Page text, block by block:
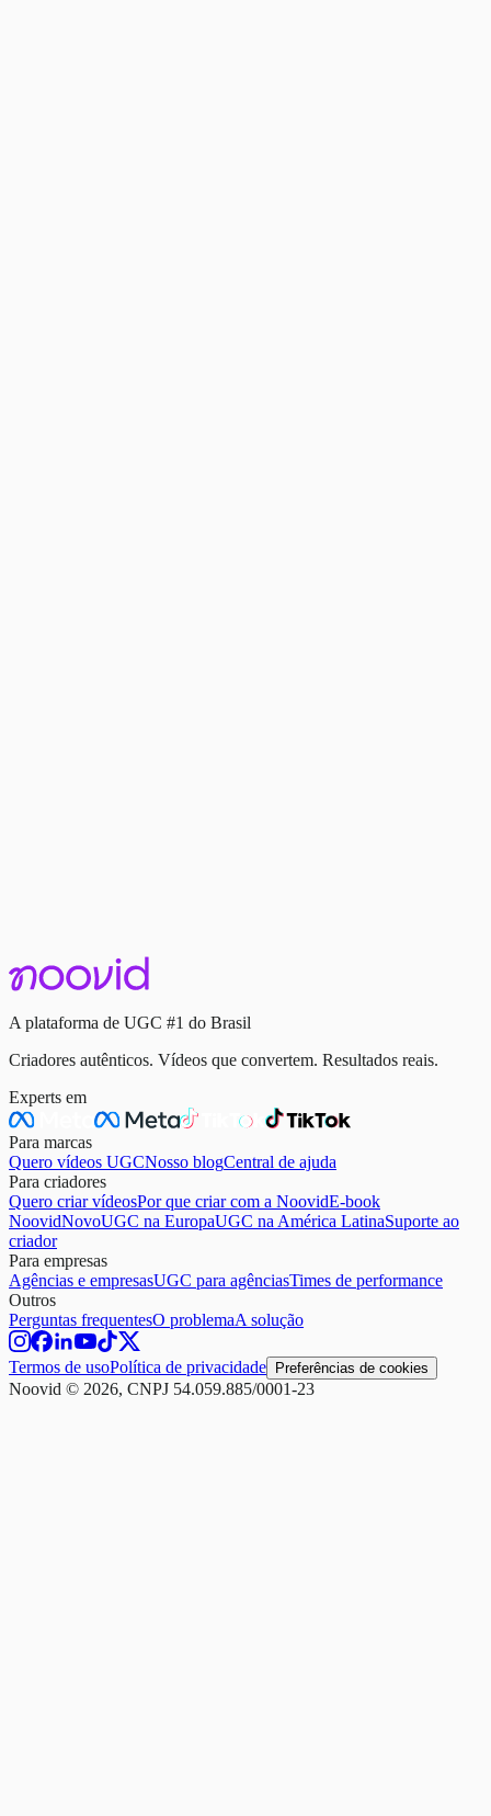
Continue lendo
A plataforma de UGC #1 do Brasil
Criadores autênticos. Vídeos que convertem. Resultados reais.
Experts em
Para marcas
Quero vídeos UGCNosso blogCentral de ajuda
Para criadores
Quero criar vídeosPor que criar com a NoovidE-book
NoovidNovoUGC na EuropaUGC na América LatinaSuporte ao
criador
Para empresas
Agências e empresasUGC para agênciasTimes de performance
Outros
Perguntas frequentesO problemaA solução
Termos de usoPolítica de privacidade Preferências de cookies
Noovid © 2026, CNPJ 54.059.885/0001-23